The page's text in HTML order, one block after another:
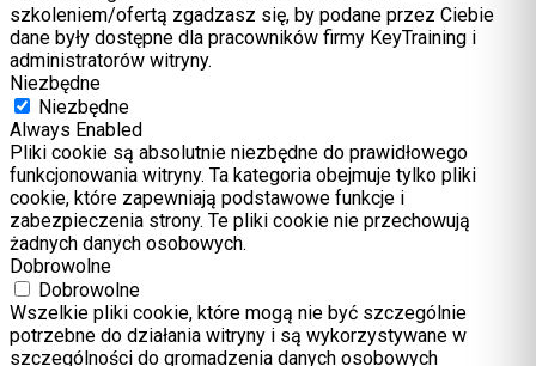
szkoleniem/ofertą zgadzasz się, by podane przez Ciebie
dane były dostępne dla pracowników firmy KeyTraining i
administratorów witryny.
Niezbędne
Niezbędne
Always Enabled
Pliki cookie są absolutnie niezbędne do prawidłowego
funkcjonowania witryny. Ta kategoria obejmuje tylko pliki
cookie, które zapewniają podstawowe funkcje i
zabezpieczenia strony. Te pliki cookie nie przechowują
żadnych danych osobowych.
Dobrowolne
Dobrowolne
Wszelkie pliki cookie, które mogą nie być szczególnie
potrzebne do działania witryny i są wykorzystywane w
szczególności do gromadzenia danych osobowych